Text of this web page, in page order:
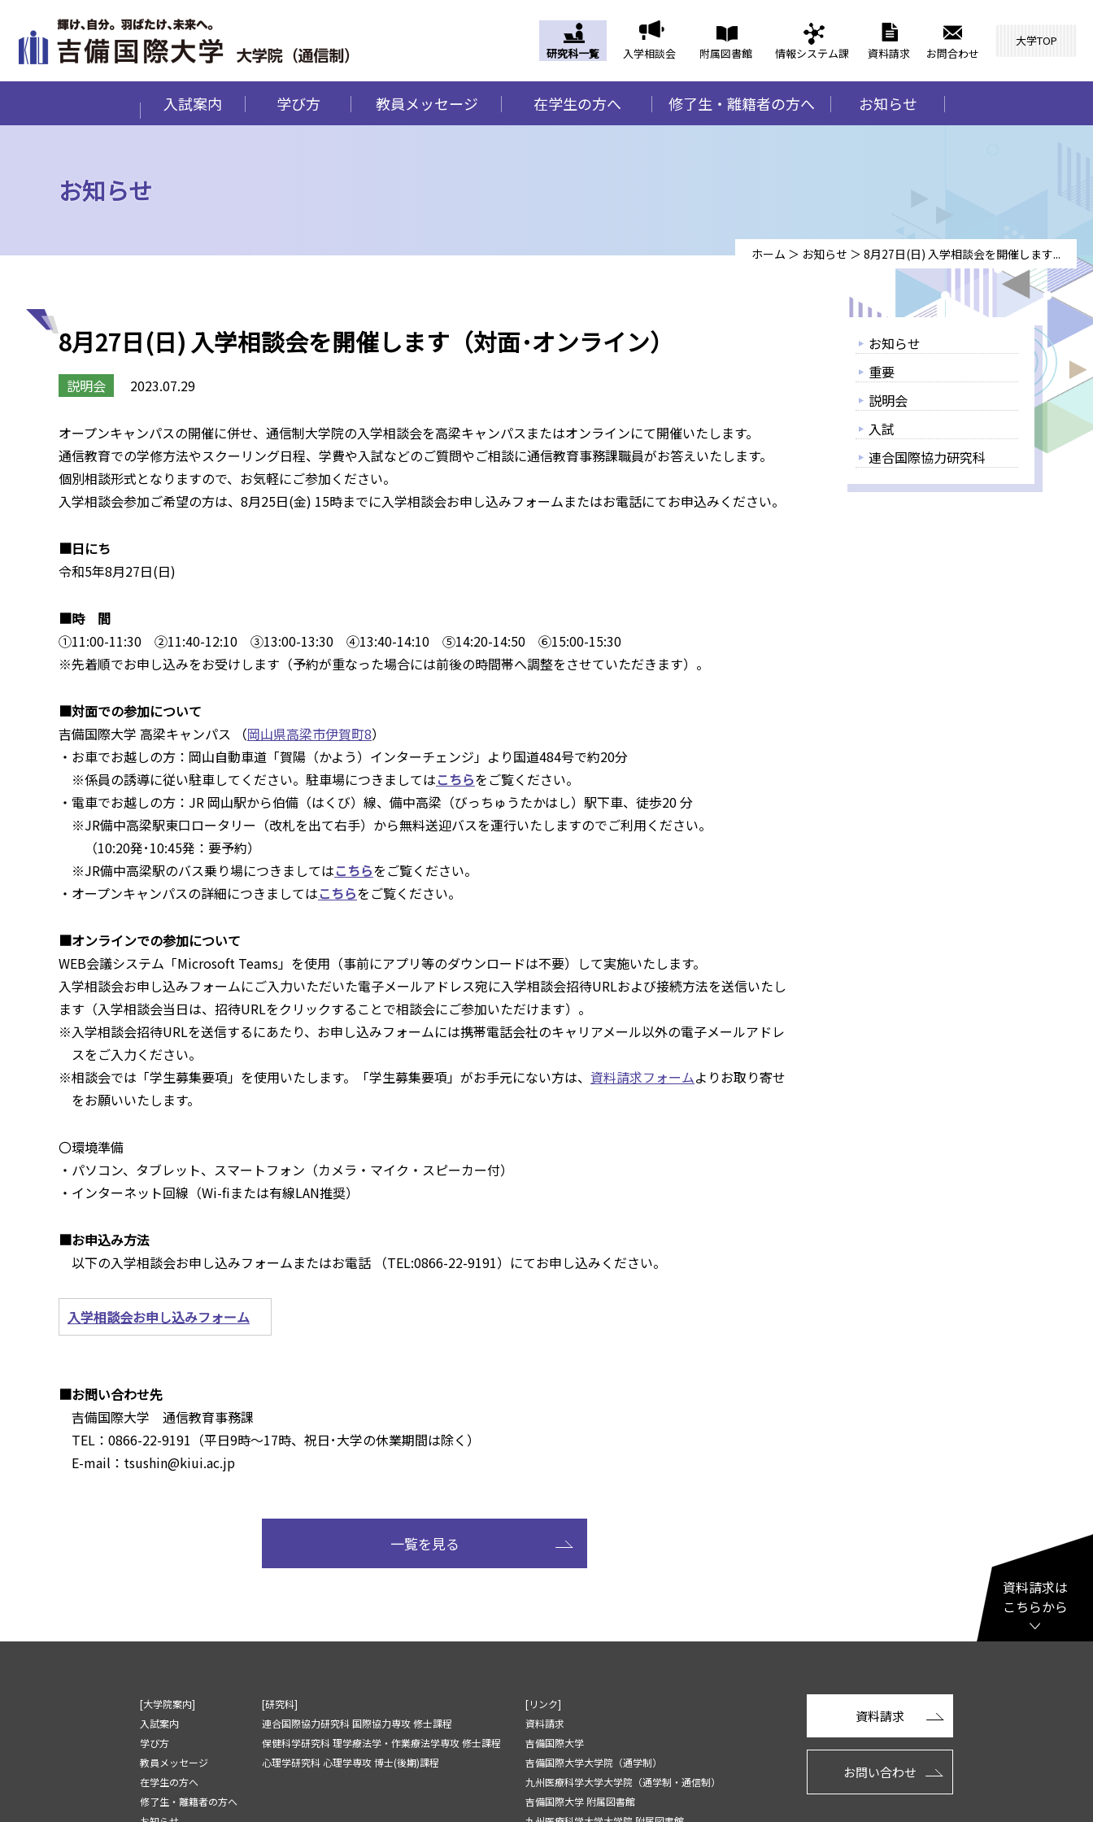
研究科一覧 入学相談会 附属図書館 情報システム課 資料請求 お問合わせ
大学TOP
入試案内 学び方 教員メッセージ 在学生の方へ 修了生・離籍者の方へ お知らせ
お知らせ
ホーム ＞ お知らせ ＞ 8月27日(日) 入学相談会を開催します...
8月27日(日) 入学相談会を開催します（対面･オンライン）
説明会 2023.07.29
オープンキャンパスの開催に併せ、通信制大学院の入学相談会を高梁キャンパスまたはオンラインにて開催いたします。
通信教育での学修方法やスクーリング日程、学費や入試などのご質問やご相談に通信教育事務課職員がお答えいたします。
個別相談形式となりますので、お気軽にご参加ください。
入学相談会参加ご希望の方は、8月25日(金) 15時までに入学相談会お申し込みフォームまたはお電話にてお申込みください。
■日にち
令和5年8月27日(日)
■時 間
①11:00-11:30 ②11:40-12:10 ③13:00-13:30 ④13:40-14:10 ⑤14:20-14:50 ⑥15:00-15:30
※先着順でお申し込みをお受けします（予約が重なった場合には前後の時間帯へ調整をさせていただきます）。
■対面での参加について
吉備国際大学 高梁キャンパス （岡山県高梁市伊賀町8）
・お車でお越しの方：岡山自動車道「賀陽（かよう）インターチェンジ」より国道484号で約20分
※係員の誘導に従い駐車してください。駐車場につきましてはこちらをご覧ください。
・電車でお越しの方：JR 岡山駅から伯備（はくび）線、備中高梁（びっちゅうたかはし）駅下車、徒歩20 分
※JR備中高梁駅東口ロータリー（改札を出て右手）から無料送迎バスを運行いたしますのでご利用ください。
（10:20発･10:45発：要予約）
※JR備中高梁駅のバス乗り場につきましてはこちらをご覧ください。
・オープンキャンパスの詳細につきましてはこちらをご覧ください。
■オンラインでの参加について
WEB会議システム「Microsoft Teams」を使用（事前にアプリ等のダウンロードは不要）して実施いたします。
入学相談会お申し込みフォームにご入力いただいた電子メールアドレス宛に入学相談会招待URLおよび接続方法を送信いたし
ます（入学相談会当日は、招待URLをクリックすることで相談会にご参加いただけます）。
※入学相談会招待URLを送信するにあたり、お申し込みフォームには携帯電話会社のキャリアメール以外の電子メールアドレ
スをご入力ください。
※相談会では「学生募集要項」を使用いたします。「学生募集要項」がお手元にない方は、 資料請求フォームよりお取り寄せ
をお願いいたします。
〇環境準備
・パソコン、タブレット、スマートフォン（カメラ・マイク・スピーカー付）
・インターネット回線（Wi-fiまたは有線LAN推奨）
■お申込み方法
以下の入学相談会お申し込みフォームまたはお電話 （TEL:0866-22-9191）にてお申し込みください。
入学相談会お申し込みフォーム
■お問い合わせ先
吉備国際大学 通信教育事務課
TEL：0866-22-9191（平日9時～17時、祝日･大学の休業期間は除く）
E-mail：tsushin@kiui.ac.jp
一覧を見る
お知らせ
重要
説明会
入試
連合国際協力研究科
資料請求は
こちらから
[大学院案内]
入試案内
学び方
教員メッセージ
在学生の方へ
修了生・離籍者の方へ
[研究科]
連合国際協力研究科 国際協力専攻 修士課程
保健科学研究科 理学療法学・作業療法学専攻 修士課程
心理学研究科 心理学専攻 博士(後期)課程
[リンク]
資料請求
吉備国際大学
吉備国際大学大学院（通学制）
九州医療科学大学大学院（通学制・通信制）
吉備国際大学 附属図書館
資料請求
お問い合わせ